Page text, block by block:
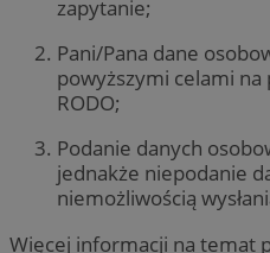
zapytanie;
Pani/Pana dane
powyższymi celami
RODO;
Podanie danych
jednakże niepodanie
niemożliwością
Więcej informacji na temat